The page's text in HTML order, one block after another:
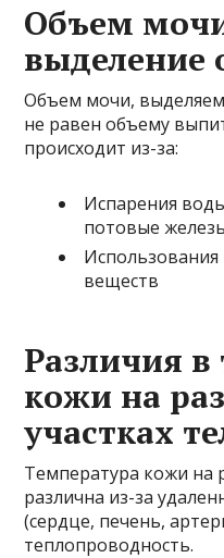
Объем
выделение
Объем мочи,
не равен объему
происходит из-за:
Испарения
потовые
веществ
Различия в
кожи на
участках
Температура кожи на
различна из-за
(сердце, печень,
теплопроводность.